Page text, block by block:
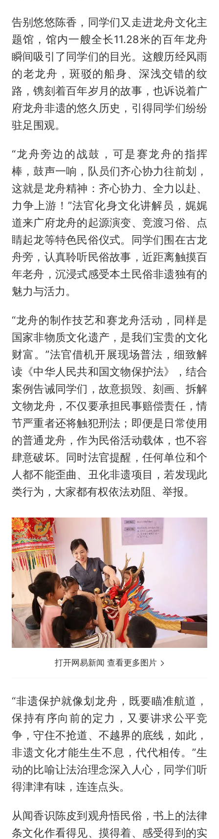
告别悠悠陈香，同学们又走进龙舟文化主
题馆，馆内一艘全长11.28米的百年龙舟
瞬间吸引了同学们的目光。这艘历经风雨
的老龙舟，斑驳的船身、深浅交错的纹
路，镌刻着百年岁月的故事，也诉说着广
府龙舟非遗的悠久历史，引得同学们纷纷
驻足围观。
“龙舟旁边的战鼓，可是赛龙舟的指挥
棒，鼓声一响，队员们齐心协力往前划，
这就是龙舟精神：齐心协力、全力以赴、
力争上游！”法官化身文化讲解员，娓娓
道来广府龙舟的起源演变、竞渡习俗、点
睛起龙等特色民俗仪式。同学们围在古龙
舟旁，认真聆听民俗故事，近距离触摸百
年老舟，沉浸式感受本土民俗非遗独有的
魅力与活力。
“龙舟的制作技艺和赛龙舟活动，同样是
国家非物质文化遗产，是我们宝贵的文化
财富。”法官借机开展现场普法，细致解
读《中华人民共和国文物保护法》，结合
案例告诫同学们，故意损毁、刻画、拆解
文物龙舟，不仅要承担民事赔偿责任，情
节严重者还将触犯刑法；即便是日常使用
的普通龙舟，作为民俗活动载体，也不容
肆意破坏。同时法官提醒，任何单位和个
人都不能歪曲、丑化非遗项目，若发现此
类行为，大家都有权依法劝阻、举报。
打开网易新闻 查看更多图片
“非遗保护就像划龙舟，既要瞄准航道，
保持有序向前的定力，又要讲求公平竞
争，守住不抢道、不越界的底线，如此，
非遗文化才能生生不息，代代相传。”生
动的比喻让法治理念深入人心，同学们听
得津津有味，连连点头。
从闻香识陈皮到观舟悟民俗，书上的法律
条文化作看得见、摸得着、感受得到的实